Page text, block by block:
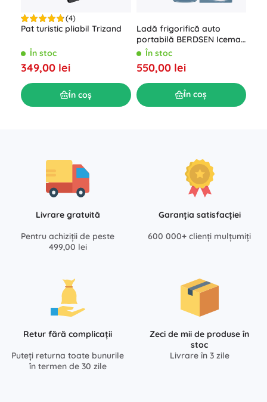
(4)
Pat turistic pliabil Trizand
În stoc
349,00 lei
În coș
Ladă frigorifică auto
portabilă BERDSEN Icemax
29 l cu modul ECO –
În stoc
550,00 lei
În coș
Livrare gratuită
Pentru achiziții de peste
499,00 lei
Garanția satisfacției
600 000+ clienți mulțumiți
Retur fără complicații
Puteți returna toate bunurile
în termen de 30 zile
Zeci de mii de produse în
stoc
Livrare în 3 zile